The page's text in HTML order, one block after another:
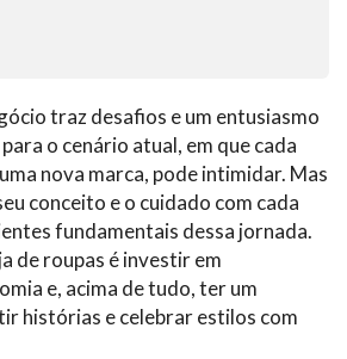
traz desafios e um entusiasmo
o cenário atual, em que cada
nova marca, pode intimidar. Mas
conceito e o cuidado com cada
fundamentais dessa jornada.
de roupas é investir em
e, acima de tudo, ter um
histórias e celebrar estilos com